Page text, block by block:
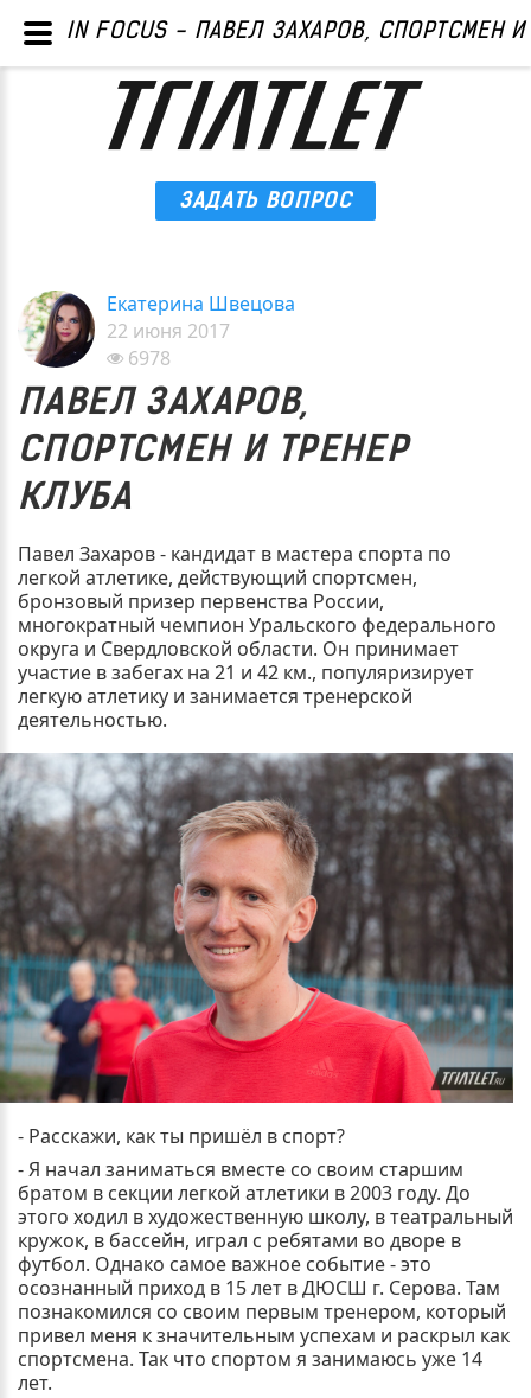
ЗАДАТЬ ВОПРОС
Екатерина Швецова
22 июня 2017
6978
ПАВЕЛ ЗАХАРОВ,
СПОРТСМЕН И ТРЕНЕР
КЛУБА
Павел Захаров - кандидат в мастера спорта по
легкой атлетике, действующий спортсмен,
бронзовый призер первенства России,
многократный чемпион Уральского федерального
округа и Свердловской области. Он принимает
участие в забегах на 21 и 42 км., популяризирует
легкую атлетику и занимается тренерской
деятельностью.
- Расскажи, как ты пришёл в спорт?
- Я начал заниматься вместе со своим старшим
братом в секции легкой атлетики в 2003 году. До
этого ходил в художественную школу, в театральный
кружок, в бассейн, играл с ребятами во дворе в
футбол. Однако самое важное событие - это
осознанный приход в 15 лет в ДЮСШ г. Серова. Там
познакомился со своим первым тренером, который
привел меня к значительным успехам и раскрыл как
спортсмена. Так что спортом я занимаюсь уже 14
лет.
IN FOCUS - ПАВЕЛ ЗАХАРОВ, СПОРТСМЕН